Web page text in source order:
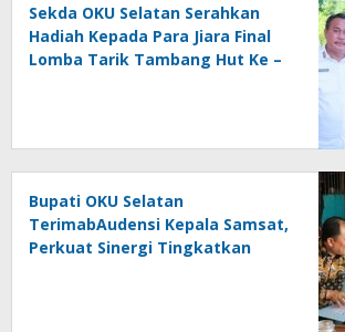
Sekda OKU Selatan Serahkan
Hadiah Kepada Para Jiara Final
Lomba Tarik Tambang Hut Ke –
Bupati OKU Selatan
TerimabAudensi Kepala Samsat,
Perkuat Sinergi Tingkatkan